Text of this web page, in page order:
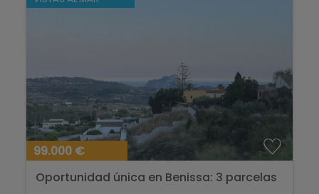
99.000 €
Oportunidad única en Benissa: 3 parcelas